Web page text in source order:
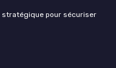
pour sécuriser